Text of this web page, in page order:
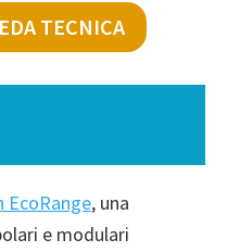
TECNICA
EcoRange, una
e modulari